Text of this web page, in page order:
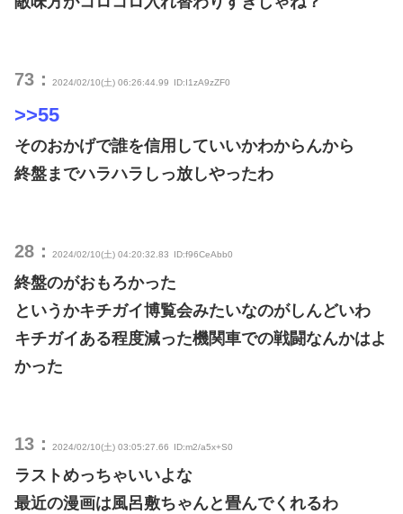
73： 2024/02/10(土) 06:26:44.99 ID:I1zA9zZF0
>>55
そのおかげで誰を信用していいかわからんから
終盤までハラハラしっ放しやったわ
28： 2024/02/10(土) 04:20:32.83 ID:f96CeAbb0
終盤のがおもろかった
というかキチガイ博覧会みたいなのがしんどいわ
キチガイある程度減った機関車での戦闘なんかはよ
かった
13： 2024/02/10(土) 03:05:27.66 ID:m2/a5x+S0
ラストめっちゃいいよな
最近の漫画は風呂敷ちゃんと畳んでくれるわ